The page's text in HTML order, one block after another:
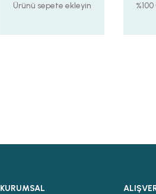
Ürünü sepete ekleyin
KURUMSAL